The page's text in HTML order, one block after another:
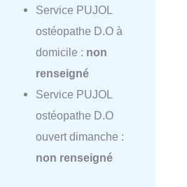
Service PUJOL
ostéopathe D.O à
domicile : non
renseigné
Service PUJOL
ostéopathe D.O
ouvert dimanche :
non renseigné